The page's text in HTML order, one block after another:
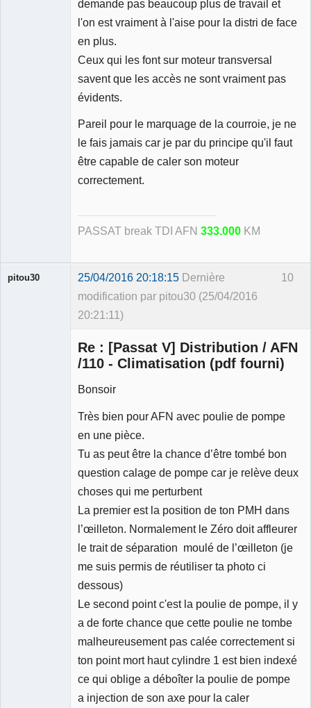
demande pas beaucoup plus de travail et
l'on est vraiment à l'aise pour la distri de face
en plus.
Ceux qui les font sur moteur transversal
savent que les accès ne sont vraiment pas
évidents.
Pareil pour le marquage de la courroie, je ne
le fais jamais car je par du principe qu'il faut
être capable de caler son moteur
correctement.
PASSAT break TDI AFN 333.000 KM
10
pitou30 25/04/2016 20:18:15 Dernière
modification par pitou30 (25/04/2016
20:21:11)
Re : [Passat V] Distribution / AFN
/110 - Climatisation (pdf fourni)
Bonsoir
Très bien pour AFN avec poulie de pompe
en une pièce.
Tu as peut être la chance d’être tombé bon
question calage de pompe car je relève deux
choses qui me perturbent
La premier est la position de ton PMH dans
l’œilleton. Normalement le Zéro doit affleurer
le trait de séparation moulé de l’œilleton (je
me suis permis de réutiliser ta photo ci
dessous)
Le second point c'est la poulie de pompe, il y
a de forte chance que cette poulie ne tombe
malheureusement pas calée correctement si
ton point mort haut cylindre 1 est bien indexé
ce qui oblige a déboîter la poulie de pompe
a injection de son axe pour la caler